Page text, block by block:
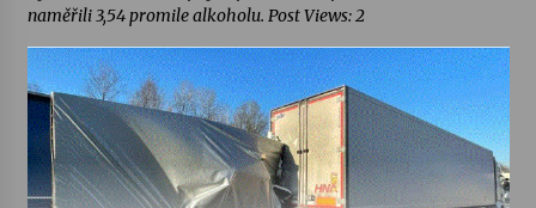
naměřili 3,54 promile alkoholu. Post Views: 2